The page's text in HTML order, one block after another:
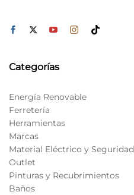
Categorías
Energía Renovable
Ferretería
Herramientas
Marcas
Material Eléctrico y Seguridad
Outlet
Pinturas y Recubrimientos
Baños